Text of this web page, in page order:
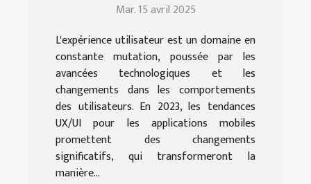
applications mobiles en
2023
Mar. 15 avril 2025
L'expérience utilisateur est un domaine en
constante mutation, poussée par les
avancées technologiques et les
changements dans les comportements
des utilisateurs. En 2023, les tendances
UX/UI pour les applications mobiles
promettent des changements
significatifs, qui transformeront la
manière...